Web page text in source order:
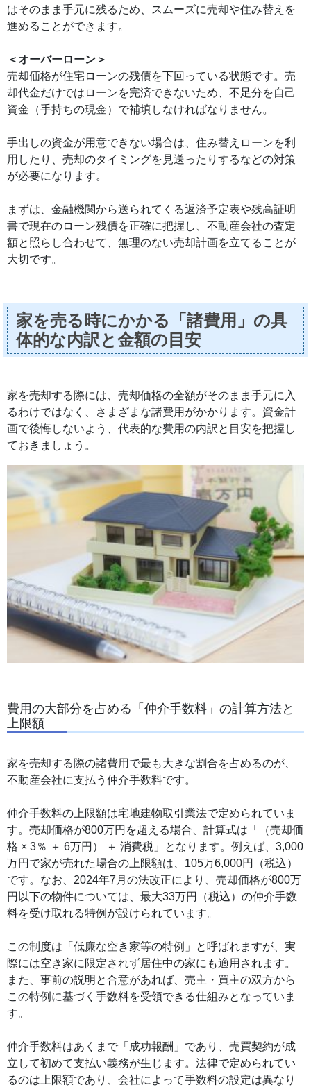
はそのまま手元に残るため、スムーズに売却や住み替えを
進めることができます。
＜オーバーローン＞
売却価格が住宅ローンの残債を下回っている状態です。売
却代金だけではローンを完済できないため、不足分を自己
資金（手持ちの現金）で補填しなければなりません。
手出しの資金が用意できない場合は、住み替えローンを利
用したり、売却のタイミングを見送ったりするなどの対策
が必要になります。
まずは、金融機関から送られてくる返済予定表や残高証明
書で現在のローン残債を正確に把握し、不動産会社の査定
額と照らし合わせて、無理のない売却計画を立てることが
大切です。
家を売る時にかかる「諸費用」の具
体的な内訳と金額の目安
家を売却する際には、売却価格の全額がそのまま手元に入
るわけではなく、さまざまな諸費用がかかります。資金計
画で後悔しないよう、代表的な費用の内訳と目安を把握し
ておきましょう。
費用の大部分を占める「仲介手数料」の計算方法と
上限額
家を売却する際の諸費用で最も大きな割合を占めるのが、
不動産会社に支払う仲介手数料です。
仲介手数料の上限額は宅地建物取引業法で定められていま
す。売却価格が800万円を超える場合、計算式は「（売却価
格 × 3％ ＋ 6万円） ＋ 消費税」となります。例えば、3,000
万円で家が売れた場合の上限額は、105万6,000円（税込）
です。なお、2024年7月の法改正により、売却価格が800万
円以下の物件については、最大33万円（税込）の仲介手数
料を受け取れる特例が設けられています。
この制度は「低廉な空き家等の特例」と呼ばれますが、実
際には空き家に限定されず居住中の家にも適用されます。
また、事前の説明と合意があれば、売主・買主の双方から
この特例に基づく手数料を受領できる仕組みとなっていま
す。
仲介手数料はあくまで「成功報酬」であり、売買契約が成
立して初めて支払い義務が生じます。法律で定められてい
るのは上限額であり、会社によって手数料の設定は異なり